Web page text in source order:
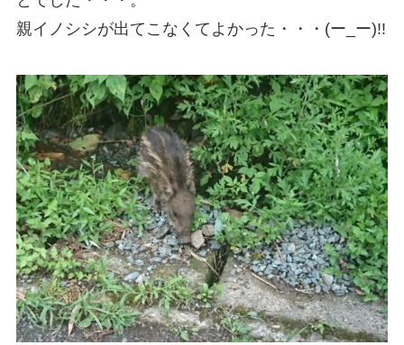
親イノシシが出てこなくてよかった・・・(ー_ー)!!